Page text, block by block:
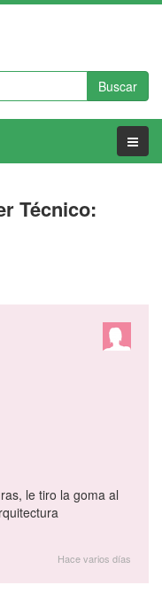
Buscar
Menu
Técnico:
le tiro la goma al
Hace varios días